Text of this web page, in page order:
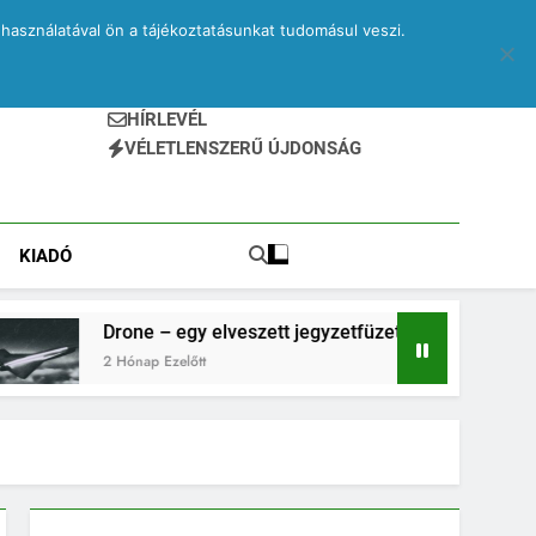
HÍRLEVÉL
VÉLETLENSZERŰ ÚJDONSÁG
KIADÓ
– egy elveszett jegyzetfüzet kitépett lapjai
Ezelőtt
ön a tájékoztatásunkat tudomásul veszi.